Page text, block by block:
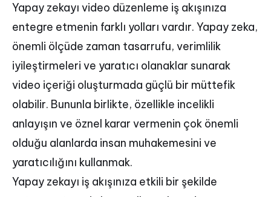
Yapay zekayı video düzenleme iş akışınıza
entegre etmenin farklı yolları vardır. Yapay zeka,
önemli ölçüde zaman tasarrufu, verimlilik
iyileştirmeleri ve yaratıcı olanaklar sunarak
video içeriği oluşturmada güçlü bir müttefik
olabilir. Bununla birlikte, özellikle incelikli
anlayışın ve öznel karar vermenin çok önemli
olduğu alanlarda insan muhakemesini ve
yaratıcılığını kullanmak.
Yapay zekayı iş akışınıza etkili bir şekilde